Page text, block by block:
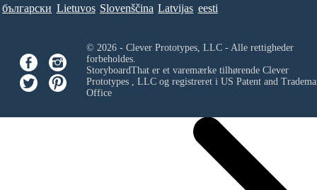
български Lietuvos Slovenščina Latvijas eesti
© 2026 - Clever Prototypes, LLC - Alle rettigheder
forbeholdes.
StoryboardThat er et varemærke tilhørende Clever
Prototypes , LLCog registreret i US Patent and
Office